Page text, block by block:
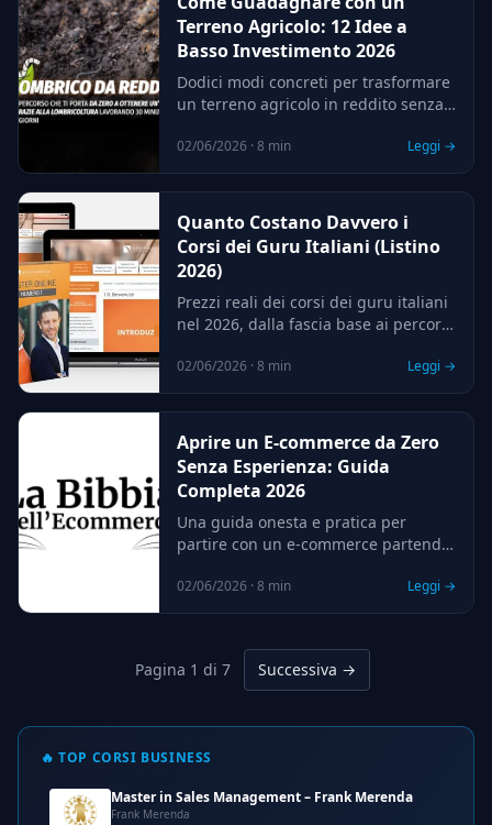
Terreno Agricolo: 12 Idee a
Basso Investimento 2026
Dodici modi concreti per trasformare
un terreno agricolo in reddito senza
microgreens, zafferano, pollaio e
altro, con cifre realistiche e risorse
gratuite per iniziare.
02/06/2026 · 8 min Leggi →
Quanto Costano Davvero i
Corsi dei Guru Italiani (Listino
2026)
Prezzi reali dei corsi dei guru italiani
nel 2026, dalla fascia base ai percorsi
02/06/2026 · 8 min Leggi →
Aprire un E-commerce da Zero
Senza Esperienza: Guida
Completa 2026
Una guida onesta e pratica per
partire con un e-commerce partendo
piattaforma, costi reali, dove trovare
il prodotto, come ottenere i primi
prima di investire.
02/06/2026 · 8 min Leggi →
Pagina 1 di 7 Successiva →
🔥 TOP CORSI BUSINESS
Master in Sales Management – Frank Merenda
Frank Merenda